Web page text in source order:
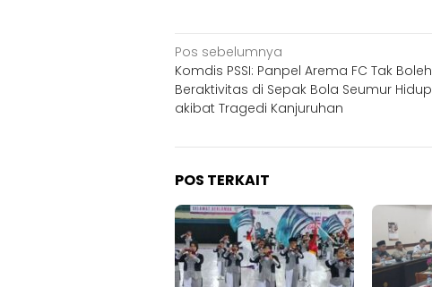
Navigasi
pos
Pos sebelumnya
Komdis PSSI: Panpel Arema FC Tak Boleh
Beraktivitas di Sepak Bola Seumur Hidup
akibat Tragedi Kanjuruhan
POS TERKAIT